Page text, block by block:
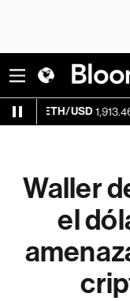
1,913.465 -
Waller
el